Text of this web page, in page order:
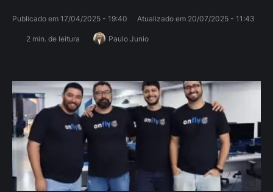
Publicado em 17/04/2025 - 19:40 Atualizado em 20/07/2025 - 11:43
2 min. de leitura Paulo Junio